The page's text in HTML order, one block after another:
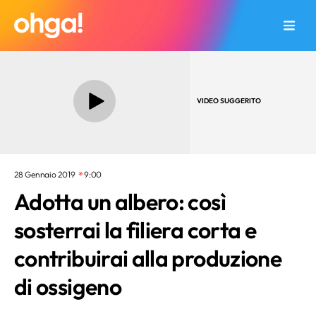
VIDEO SUGGERITO
28 Gennaio 2019 9:00
Adotta un albero: così
sosterrai la filiera corta e
contribuirai alla produzione
di ossigeno